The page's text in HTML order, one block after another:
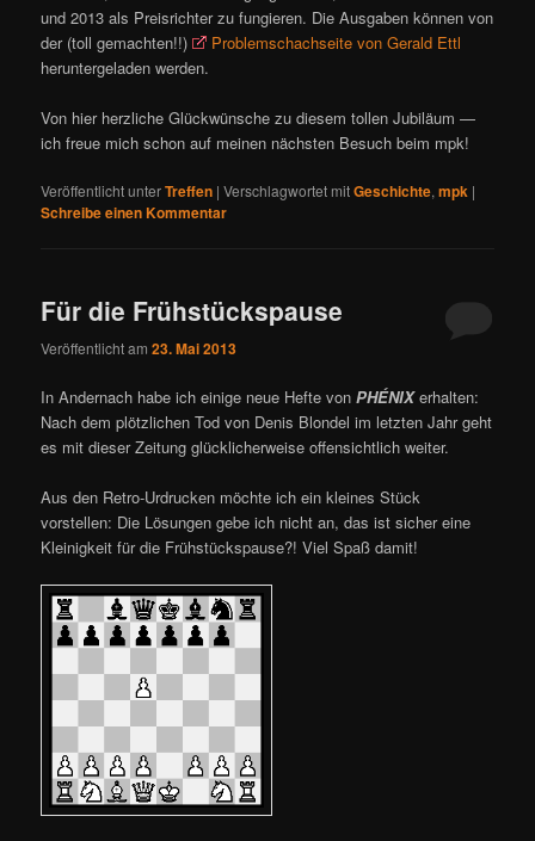
und 2013 als Preisrichter zu fungieren. Die Ausgaben können von
der (toll gemachten!!)
Problemschachseite von Gerald Ettl
heruntergeladen werden.
Von hier herzliche Glückwünsche zu diesem tollen Jubiläum —
ich freue mich schon auf meinen nächsten Besuch beim mpk!
Veröffentlicht unterTreffen |Verschlagwortet mitGeschichte,mpk |
Schreibe einen Kommentar
Für die Frühstückspause
Veröffentlicht am23. Mai 2013
In Andernach habe ich einige neue Hefte vonPHÉNIXerhalten:
Nach dem plötzlichen Tod von Denis Blondel im letzten Jahr geht
es mit dieser Zeitung glücklicherweise offensichtlich weiter.
Aus den Retro-Urdrucken möchte ich ein kleines Stück
vorstellen: Die Lösungen gebe ich nicht an, das ist sicher eine
Kleinigkeit für die Frühstückspause?! Viel Spaß damit!